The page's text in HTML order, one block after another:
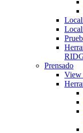
Prensado
View